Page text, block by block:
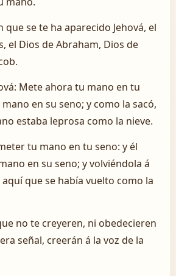
que se te ha aparecido Jehová, el
el Dios de Abraham, Dios de
Mete ahora tu mano en tu
en su seno; y como la sacó,
estaba leprosa como la nieve.
tu mano en tu seno: y él
en su seno; y volviéndola á
que se había vuelto como la
no te creyeren, ni obedecieren
señal, creerán á la voz de la